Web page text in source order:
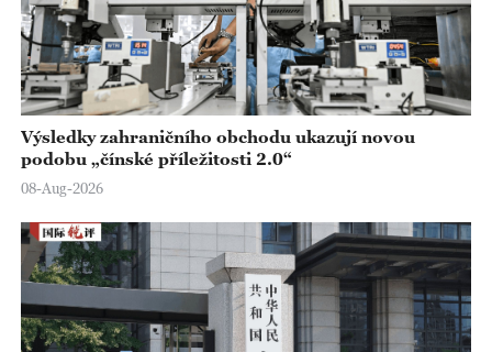
Výsledky zahraničního obchodu ukazují novou
podobu „čínské příležitosti 2.0“
08-Aug-2026